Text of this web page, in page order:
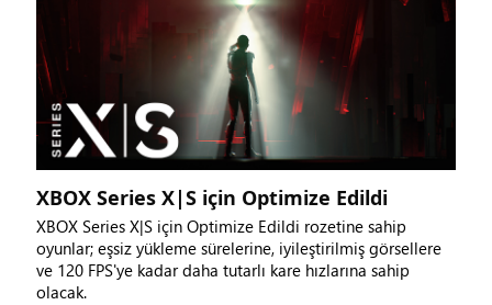
XBOX Series X|S için Optimize Edildi
XBOX Series X|S için Optimize Edildi rozetine sahip
oyunlar; eşsiz yükleme sürelerine, iyileştirilmiş görsellere
ve 120 FPS'ye kadar daha tutarlı kare hızlarına sahip
olacak.